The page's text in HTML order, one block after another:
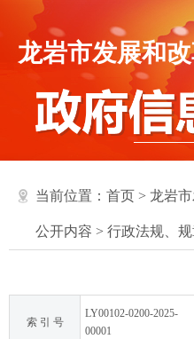
龙岩市发展和
当前位置： 首页 > 龙岩
公开内容 > 行政法规、
索 引 号
LY00102-0200-2025-
00001